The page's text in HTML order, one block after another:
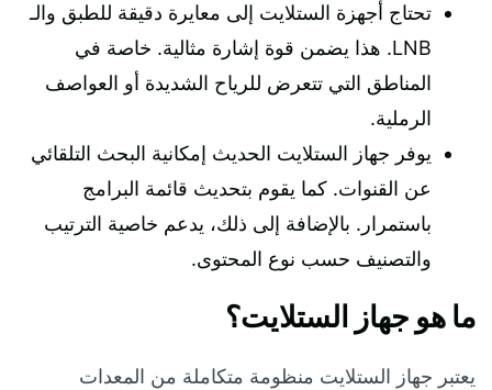
تحتاج أجهزة الستلايت إلى معايرة دقيقة للطبق والـ
LNB. هذا يضمن قوة إشارة مثالية. خاصة في
المناطق التي تتعرض للرياح الشديدة أو العواصف
الرملية.
يوفر جهاز الستلايت الحديث إمكانية البحث التلقائي
عن القنوات. كما يقوم بتحديث قائمة البرامج
باستمرار. بالإضافة إلى ذلك، يدعم خاصية الترتيب
والتصنيف حسب نوع المحتوى.
ما هو جهاز الستلايت؟
يعتبر جهاز الستلايت منظومة متكاملة من المعدات